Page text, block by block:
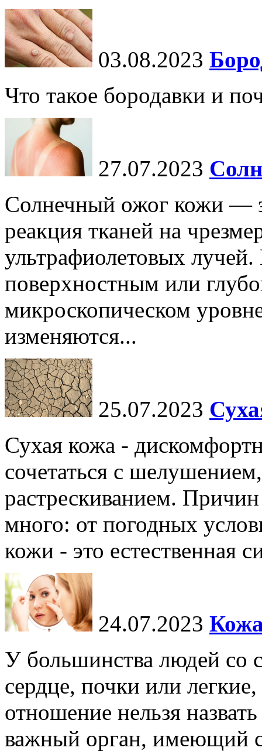
03.08.2023
Что такое бородавки и
27.07.2023
Солнечный ожог кожи —
реакция тканей на
ультрафиолетовых
поверхностным или
микроскопическом
изменяются...
25.07.2023
Сухая кожа -
сочетаться с
растрескиванием.
много: от погодных
кожи - это естественная
24.07.2023
У большинства людей со
сердце, почки или
отношение нельзя
важный орган, имеющий